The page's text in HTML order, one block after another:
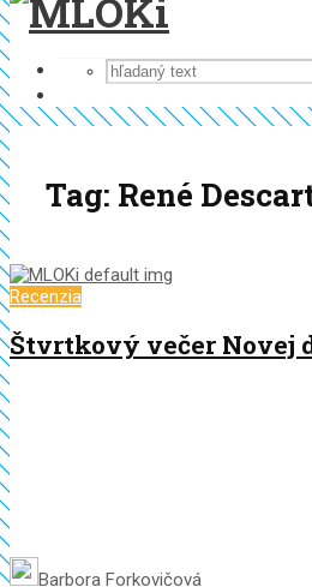
Tag: René
Recenzia
Štvrtkový večer Novej
Barbora Forkovičová